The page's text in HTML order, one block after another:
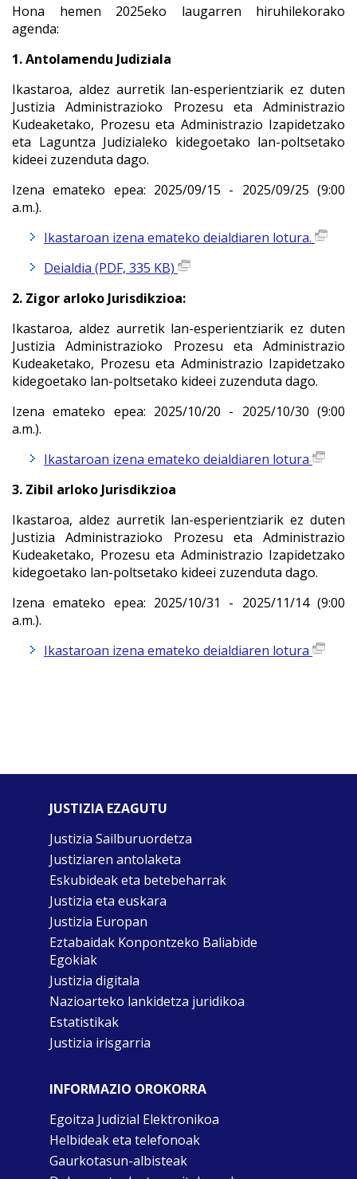
Hona hemen 2025eko laugarren hiruhilekorako
agenda:
1. Antolamendu Judiziala
Ikastaroa, aldez aurretik lan-esperientziarik ez duten
Justizia Administrazioko Prozesu eta Administrazio
Kudeaketako, Prozesu eta Administrazio Izapidetzako
eta Laguntza Judizialeko kidegoetako lan-poltsetako
kideei zuzenduta dago.
Izena emateko epea: 2025/09/15 - 2025/09/25 (9:00
a.m.).
Ikastaroan izena emateko deialdiaren lotura.
Deialdia (PDF, 335 KB)
2. Zigor arloko Jurisdikzioa:
Ikastaroa, aldez aurretik lan-esperientziarik ez duten
Justizia Administrazioko Prozesu eta Administrazio
Kudeaketako, Prozesu eta Administrazio Izapidetzako
kidegoetako lan-poltsetako kideei zuzenduta dago.
Izena emateko epea: 2025/10/20 - 2025/10/30 (9:00
a.m.).
Ikastaroan izena emateko deialdiaren lotura
3. Zibil arloko Jurisdikzioa
Ikastaroa, aldez aurretik lan-esperientziarik ez duten
Justizia Administrazioko Prozesu eta Administrazio
Kudeaketako, Prozesu eta Administrazio Izapidetzako
kidegoetako lan-poltsetako kideei zuzenduta dago.
Izena emateko epea: 2025/10/31 - 2025/11/14 (9:00
a.m.).
Ikastaroan izena emateko deialdiaren lotura
JUSTIZIA EZAGUTU
Justizia Sailburuordetza
Justiziaren antolaketa
Eskubideak eta betebeharrak
Justizia eta euskara
Justizia Europan
Eztabaidak Konpontzeko Baliabide
Egokiak
Justizia digitala
Nazioarteko lankidetza juridikoa
Estatistikak
Justizia irisgarria
INFORMAZIO OROKORRA
Egoitza Judizial Elektronikoa
Helbideak eta telefonoak
Gaurkotasun-albisteak